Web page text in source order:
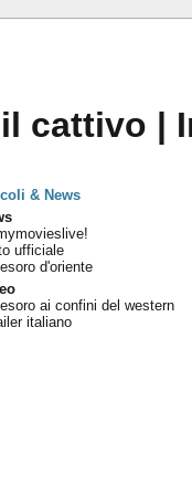
cattivo |
& News
ufficiale
d'oriente
ai confini del western
italiano